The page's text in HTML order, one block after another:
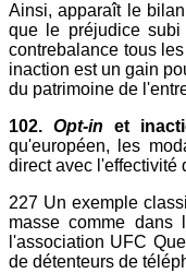
Ainsi, apparaît le
que le préjudice
contrebalance tous
inaction est un gain
du patrimoine de
102. Opt-inet
qu'européen, les
direct avec l'effectivité
227 Un exemple
masse comme
l'association UFC
de détenteurs de